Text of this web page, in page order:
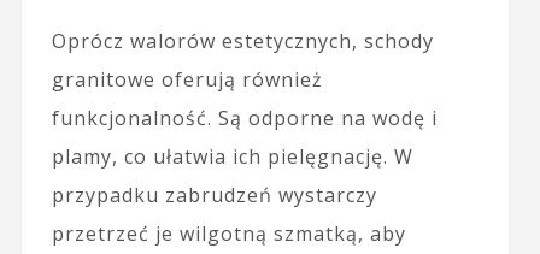
Oprócz walorów estetycznych, schody
granitowe oferują również
funkcjonalność. Są odporne na wodę i
plamy, co ułatwia ich pielęgnację. W
przypadku zabrudzeń wystarczy
przetrzeć je wilgotną szmatką, aby